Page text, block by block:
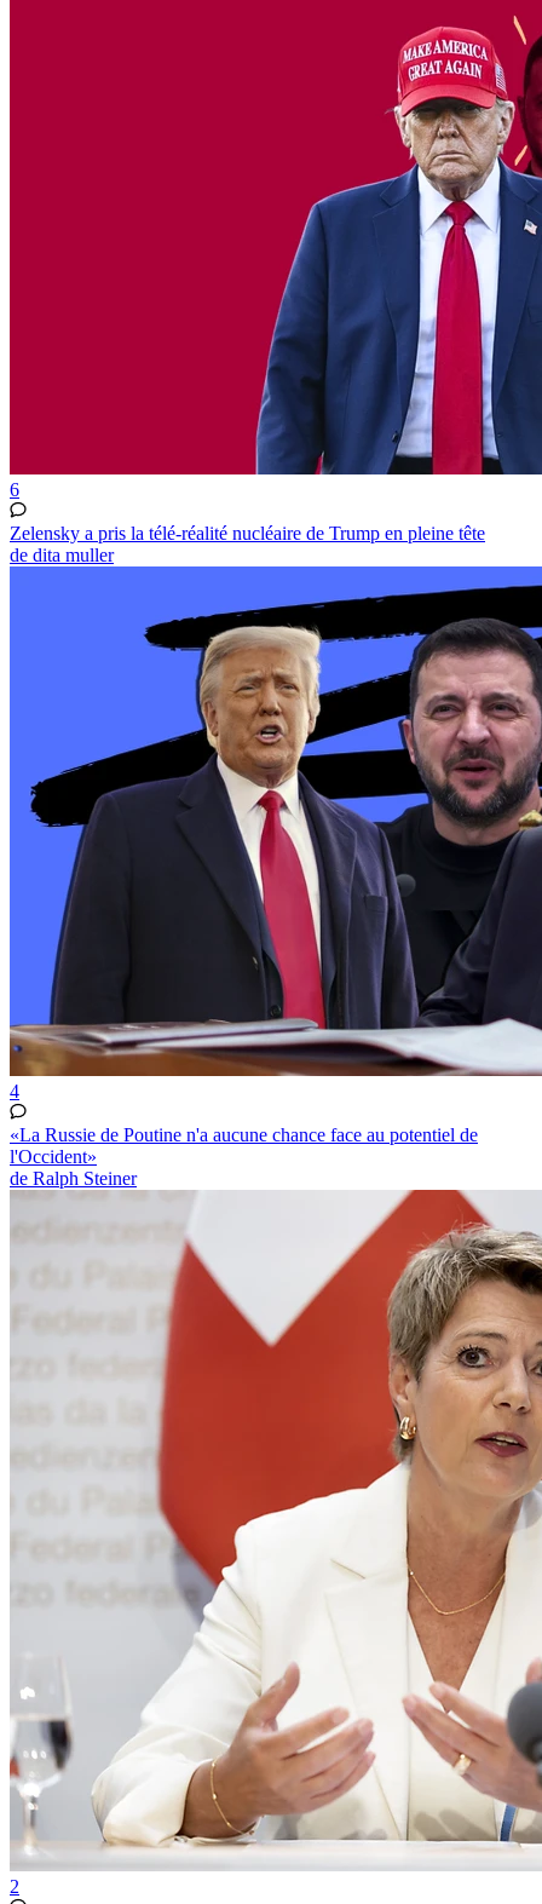
6
Zelensky a pris la télé-réalité nucléaire de Trump en pleine tête
de dita muller
4
«La Russie de Poutine n'a aucune chance face au potentiel de
l'Occident»
de Ralph Steiner
2